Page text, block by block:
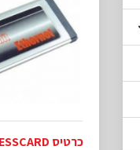
כרטיס GIGA EXPRESSCARD